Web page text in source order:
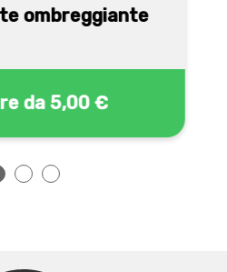
ombreggiante
da 5,00 €